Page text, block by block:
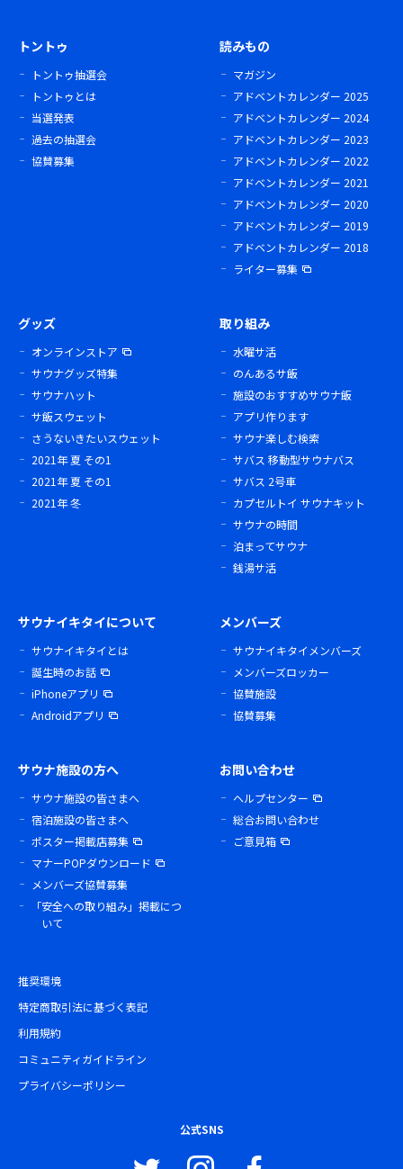
トントゥ
トントゥ抽選会
トントゥとは
当選発表
過去の抽選会
協賛募集
読みもの
マガジン
アドベントカレンダー 2025
アドベントカレンダー 2024
アドベントカレンダー 2023
アドベントカレンダー 2022
アドベントカレンダー 2021
アドベントカレンダー 2020
アドベントカレンダー 2019
アドベントカレンダー 2018
ライター募集
グッズ
オンラインストア
サウナグッズ特集
サウナハット
サ飯スウェット
さうないきたいスウェット
2021年 夏 その1
2021年 夏 その1
2021年 冬
取り組み
水曜サ活
のんあるサ飯
施設のおすすめサウナ飯
アプリ作ります
サウナ楽しむ検索
サバス 移動型サウナバス
サバス 2号車
カプセルトイ サウナキット
サウナの時間
泊まってサウナ
銭湯サ活
サウナイキタイについて
サウナイキタイとは
誕生時のお話
iPhoneアプリ
Androidアプリ
メンバーズ
サウナイキタイメンバーズ
メンバーズロッカー
協賛施設
協賛募集
サウナ施設の方へ
サウナ施設の皆さまへ
宿泊施設の皆さまへ
ポスター掲載店募集
マナーPOPダウンロード
メンバーズ協賛募集
「安全への取り組み」掲載につ
いて
お問い合わせ
ヘルプセンター
総合お問い合わせ
ご意見箱
推奨環境
特定商取引法に基づく表記
利用規約
コミュニティガイドライン
プライバシーポリシー
公式SNS